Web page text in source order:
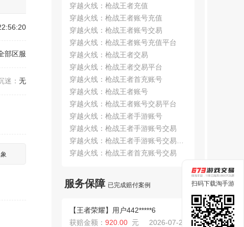
部区服
迷： 无
台
穿越火线：枪战王者充值
穿越火线：枪战王者账号充值
穿越火线：枪战王者账号交易
穿越火线：枪战王者账号充值平台
穿越火线：枪战王者交易
穿越火线：枪战王者交易平台
穿越火线：枪战王者首充账号
穿越火线：枪战王者账号
穿越火线：枪战王者账号交易平台
穿越火线：枪战王者手游账号
穿越火线：枪战王者手游账号交易
穿越火线：枪战王者手游账号交易平
台
穿越火线：枪战王者首充账号交易
服务保障 已完成赔付案例
【实况足球】用户840*****f
获赔金额： 115.00 元 2026-08-03
获赔金额：1087.00 元 2026-07-29
【王者荣耀】用户442*****6
获赔金额： 920.00 元 2026-07-27
扫码下载淘手游